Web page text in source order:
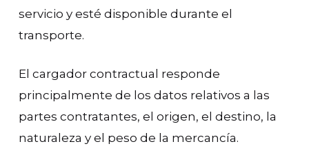
servicio y esté disponible durante el
transporte.
El cargador contractual responde
principalmente de los datos relativos a las
partes contratantes, el origen, el destino, la
naturaleza y el peso de la mercancía.